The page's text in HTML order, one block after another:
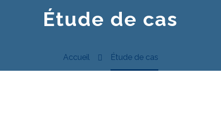
Étude de cas
Accueil Étude de cas